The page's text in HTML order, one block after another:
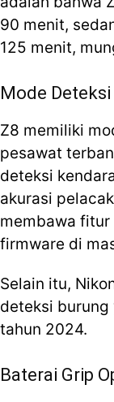
90 menit,
125 menit,
Mode
Z8 memiliki
pesawat
deteksi
akurasi
membawa fitur
firmware di
Selain itu,
deteksi burung
tahun 2024.
Baterai Grip